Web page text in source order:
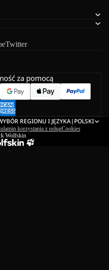
Twitter
za pomocą
REGIONU I JĘZYKA| POLSKI
korzystania z usługCookies
Wolfskin